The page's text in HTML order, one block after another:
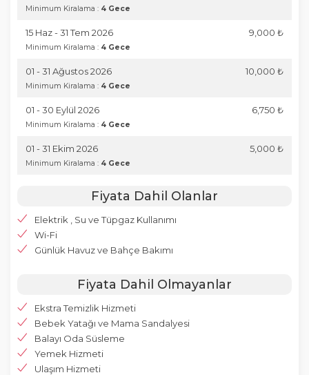
Minimum Kiralama : 4 Gece
15 Haz - 31 Tem 2026
Minimum Kiralama : 4 Gece
9,000 ₺
01 - 31 Ağustos 2026
Minimum Kiralama : 4 Gece
10,000 ₺
01 - 30 Eylül 2026
Minimum Kiralama : 4 Gece
6,750 ₺
01 - 31 Ekim 2026
Minimum Kiralama : 4 Gece
5,000 ₺
Fiyata Dahil Olanlar
Elektrik , Su ve Tüpgaz Kullanımı
Wi-Fi
Günlük Havuz ve Bahçe Bakımı
Fiyata Dahil Olmayanlar
Ekstra Temizlik Hizmeti
Bebek Yatağı ve Mama Sandalyesi
Balayı Oda Süsleme
Yemek Hizmeti
Ulaşım Hizmeti